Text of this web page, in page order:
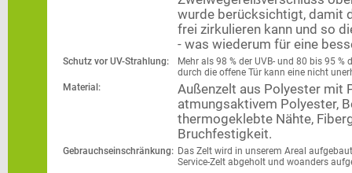
wurde berücksichtigt, damit
frei zirkulieren kann und so
- was wiederum für eine
Schutz vor UV-Strahlung:
Mehr als 98 % der UVB- und 80 bis 95
durch die offene Tür kann eine nicht
Material:
Außenzelt aus Polyester mit
atmungsaktivem Polyester,
thermogeklebte Nähte,
Bruchfestigkeit.
Gebrauchseinschränkung: Das Zelt wird in unserem Areal
Service-Zelt abgeholt und woanders